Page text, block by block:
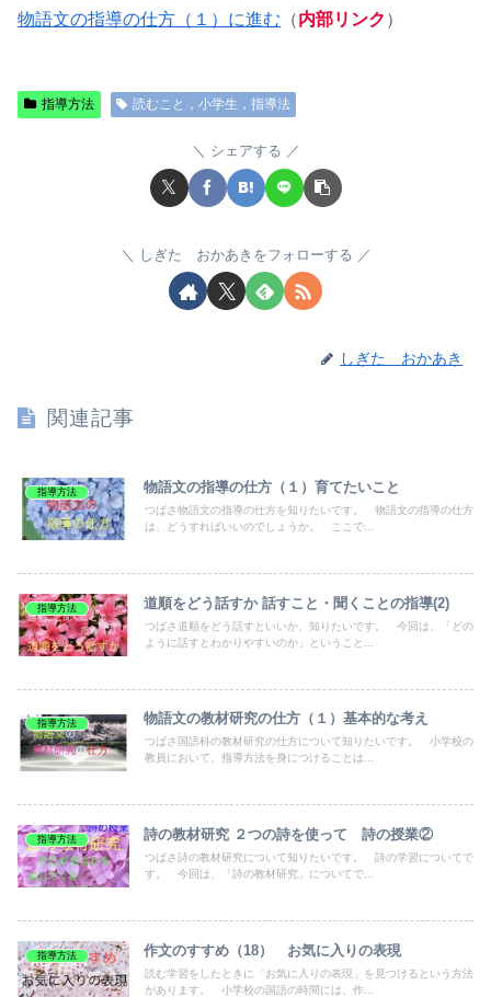
物語文の指導の仕方（１）に進む （内部リンク ）
指導方法 読むこと，小学生，指導法
シェアする
しぎた おかあきをフォローする
しぎた おかあき
関連記事
指導方法 物語文の指導の仕方（１）育てたいこと
つばさ物語文の指導の仕方を知りたいです。 物語文の指導の仕方
は、どうすればいいのでしょうか。 ここで...
指導方法 道順をどう話すか 話すこと・聞くことの指導(2)
つばさ道順をどう話すといいか、知りたいです。 今回は、「どの
ように話すとわかりやすいのか」ということ...
指導方法 物語文の教材研究の仕方（１）基本的な考え
つばさ国語科の教材研究の仕方について知りたいです。 小学校の
教員において、指導方法を身につけることは...
指導方法 詩の教材研究 ２つの詩を使って 詩の授業②
つばさ詩の教材研究について知りたいです。 詩の学習についてで
す。 今回は、「詩の教材研究」についてで...
指導方法 作文のすすめ（18） お気に入りの表現
読む学習をしたときに「お気に入りの表現」を見つけるという方法
があります。 小学校の国語の時間には、作...